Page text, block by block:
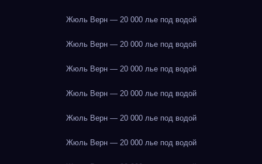
Жюль Верн — 20 000 лье под водой
Жюль Верн — 20 000 лье под водой
Жюль Верн — 20 000 лье под водой
Жюль Верн — 20 000 лье под водой
Жюль Верн — 20 000 лье под водой
Жюль Верн — 20 000 лье под водой